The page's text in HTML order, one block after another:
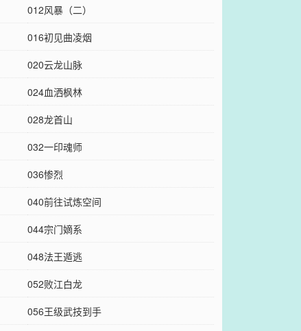
012风暴（二）
016初见曲凌烟
020云龙山脉
024血洒枫林
028龙首山
032一印魂师
036惨烈
040前往试炼空间
044宗门嫡系
048法王遁逃
052败江白龙
056王级武技到手